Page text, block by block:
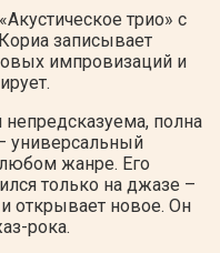
трио» с
записывает
импровизаций и
полна
универсальный
жанре. Его
только на джазе –
открывает новое. Он
рока.